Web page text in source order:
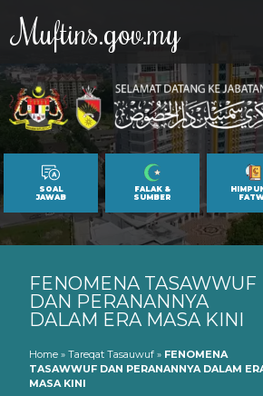
Muftins.gov.my
SOAL
JAWAB
FALAK &
SUMBER
FENOMENA TASAWWUF
DAN PERANANNYA
DALAM ERA MASA KINI
Home » Tareqat Tasauwuf » FENOMENA
TASAWWUF DAN PERANANNYA DALAM
MASA KINI